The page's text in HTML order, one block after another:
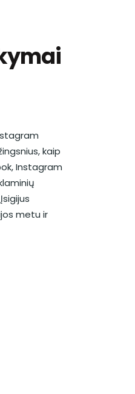
kaip
Instagram
metu ir